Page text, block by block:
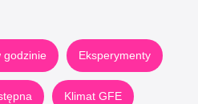
godzinie Eksperymenty
Klimat GFE